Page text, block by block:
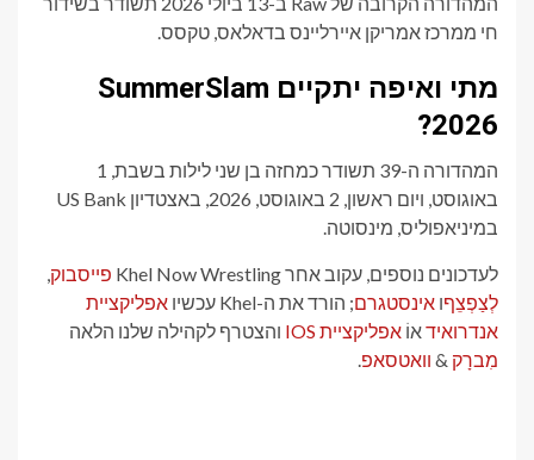
חי ממרכז אמריקן איירליינס בדאלאס, טקסס.
מתי ואיפה יתקיים SummerSlam
2026?
המהדורה ה-39 תשודר כמחזה בן שני לילות בשבת, 1
באוגוסט, ויום ראשון, 2 באוגוסט, 2026, באצטדיון US Bank
במיניאפוליס, מינסוטה.
לעדכונים נוספים, עקוב אחר Khel Now Wrestling פייסבוק,
לְצַפְצֵףו אינסטגרם; הורד את ה-Khel עכשיו
אפליקציית
אנדרואידאוֹ אפליקציית IOS
והצטרף לקהילה שלנו הלאה
מִברָק & וואטסאפ.